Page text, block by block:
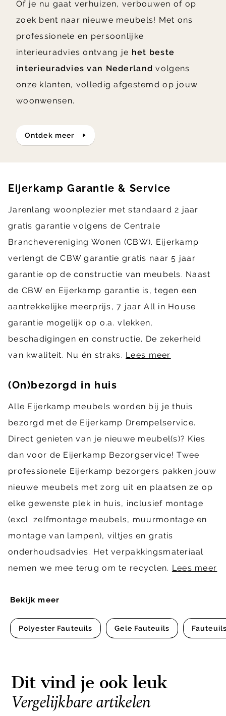
Of je nu gaat verhuizen, verbouwen of op
zoek bent naar nieuwe meubels! Met ons
professionele en persoonlijke
interieuradvies ontvang je het beste
interieuradvies van Nederland volgens
onze klanten, volledig afgestemd op jouw
woonwensen.
ontdek meer
Bekijk meer
Polyester Fauteuils Gele Fauteuils
Eijerkamp Garantie & Service
Jarenlang woonplezier met standaard 2 jaar
gratis garantie volgens de Centrale
Branchevereniging Wonen (CBW). Eijerkamp
verlengt de CBW garantie gratis naar 5 jaar
garantie op de constructie van meubels. Naast
de CBW en Eijerkamp garantie is, tegen een
aantrekkelijke meerprijs, 7 jaar All in House
garantie mogelijk op o.a. vlekken,
beschadigingen en constructie. De zekerheid
van kwaliteit. Nu én straks. Lees meer
(On)bezorgd in huis
Alle Eijerkamp meubels worden bij je thuis
bezorgd met de Eijerkamp Drempelservice.
Direct genieten van je nieuwe meubel(s)? Kies
dan voor de Eijerkamp Bezorgservice! Twee
professionele Eijerkamp bezorgers pakken jouw
nieuwe meubels met zorg uit en plaatsen ze op
elke gewenste plek in huis, inclusief montage
(excl. zelfmontage meubels, muurmontage en
montage van lampen), viltjes en gratis
onderhoudsadvies. Het verpakkingsmateriaal
nemen we mee terug om te recyclen. Lees meer
Dit vind je ook leuk
Vergelijkbare artikelen